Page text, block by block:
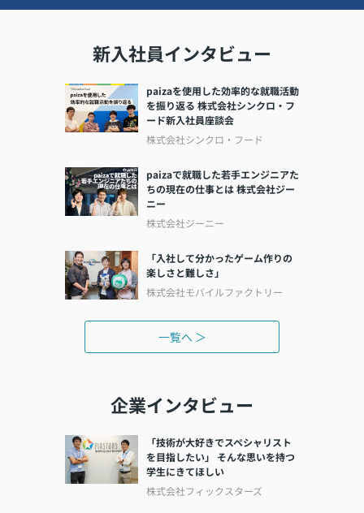
新入社員インタビュー
paizaを使用した効率的な就職活動
を振り返る 株式会社シンクロ・フ
ード新入社員座談会
株式会社シンクロ・フード
paizaで就職した若手エンジニアた
ちの現在の仕事とは 株式会社ジー
ニー
株式会社ジーニー
「入社して分かったゲーム作りの
楽しさと難しさ」
株式会社モバイルファクトリー
一覧へ ＞
企業インタビュー
「技術が大好きでスペシャリスト
を目指したい」 そんな思いを持つ
学生にきてほしい
株式会社フィックスターズ